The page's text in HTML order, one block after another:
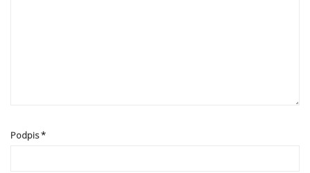
Podpis*